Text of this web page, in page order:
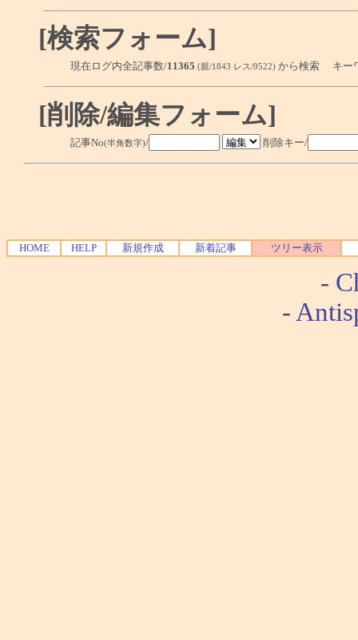
[検索フォーム]
現在ログ内全記事数/11365 (親/1843 レス/9522) から検索 キー
[削除/編集フォーム]
記事No(半角数字)/ 削除キー/
HOME HELP 新規作成 新着記事 ツリー表示
-
-